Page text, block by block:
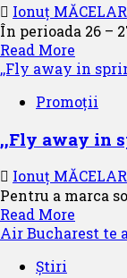
dotarea
Cluj
Ionuț
În perioada 26 –
Read More
more
A
a
ACI
Europe
găzduită
de
,,Fly away in
Promoții
,,Fly away in
Ionuț
Pentru a marca
Read More
more
Air Bucharest te
Știri